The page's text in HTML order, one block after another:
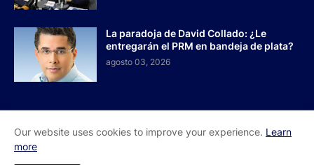
La paradoja de David Collado: ¿Le
entregarán el PRM en bandeja de plata?
agosto 03, 2026
Inicio Acerca de Nosotros
Contactos
Our website uses cookies to improve your experience. Learn
more